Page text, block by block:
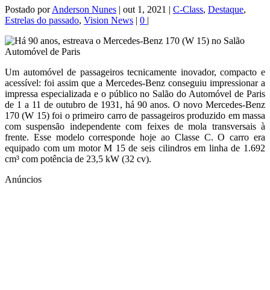
Postado porAnderson Nunes | out 1, 2021 | C-Class, Destaque,
Estrelas do passado, Vision News | 0 |
Um automóvel de passageiros tecnicamente inovador, compacto e
acessível: foi assim que a Mercedes-Benz conseguiu impressionar a
impressa especializada e o público no Salão do Automóvel de Paris
de 1 a 11 de outubro de 1931, há 90 anos. O novo Mercedes-Benz
170 (W 15) foi o primeiro carro de passageiros produzido em massa
com suspensão independente com feixes de mola transversais à
frente. Esse modelo corresponde hoje ao Classe C. O carro era
equipado com um motor M 15 de seis cilindros em linha de 1.692
cm³ com potência de 23,5 kW (32 cv).
Anúncios